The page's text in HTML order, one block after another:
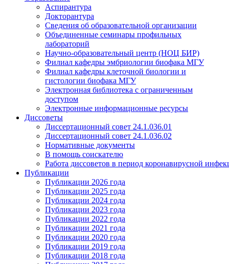
Аспирантура
Докторантура
Сведения об образовательной организации
Объединенные семинары профильных
лабораторий
Научно-образовательный центр (НОЦ БИР)
Филиал кафедры эмбриологии биофака МГУ
Филиал кафедры клеточной биологии и
гистологии биофака МГУ
Электронная библиотека с ограниченным
доступом
Электронные информационные ресурсы
Диссоветы
Диссертационный совет 24.1.036.01
Диссертационный совет 24.1.036.02
Нормативные документы
В помощь соискателю
Работа диссоветов в период коронавирусной
Публикации
Публикации 2026 года
Публикации 2025 года
Публикации 2024 года
Публикации 2023 года
Публикации 2022 года
Публикации 2021 года
Публикации 2020 года
Публикации 2019 года
Публикации 2018 года